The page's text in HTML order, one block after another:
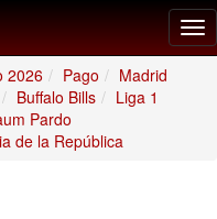
2026 Pago
Madrid
Buffalo Bills
Liga 1
Pardo
de la República